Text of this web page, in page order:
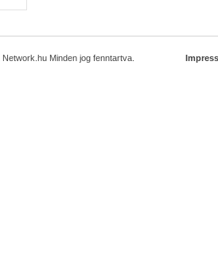
Minden jog fenntartva.